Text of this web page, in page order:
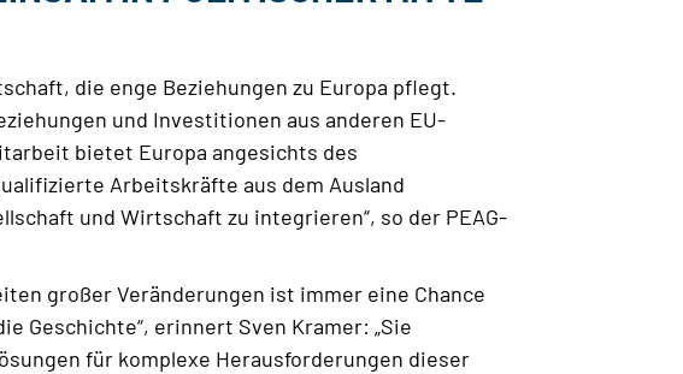
die enge Beziehungen zu Europa pflegt.
und Investitionen aus anderen EU-
bietet Europa angesichts des
Arbeitskräfte aus dem Ausland
und Wirtschaft zu integrieren“, so der PEAG-
großer Veränderungen ist immer eine Chance
Geschichte“, erinnert Sven Kramer: „Sie
für komplexe Herausforderungen dieser